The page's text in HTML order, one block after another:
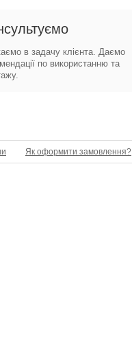
в задачу клієнта. Даємо
по використанню та
Як оформити замовлення?